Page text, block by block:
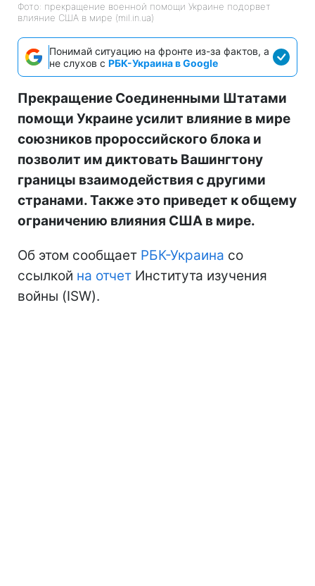
Фото: прекращение военной помощи Украине подорвет
влияние США в мире (mil.in.ua)
Понимай ситуацию на фронте из-за фактов, а
не слухов с РБК-Украина в Google
Прекращение Соединенными Штатами
помощи Украине усилит влияние в мире
союзников пророссийского блока и
позволит им диктовать Вашингтону
границы взаимодействия с другими
странами. Также это приведет к общему
ограничению влияния США в мире.
Об этом сообщает РБК-Украина со
ссылкой на отчет Института изучения
войны (ISW).